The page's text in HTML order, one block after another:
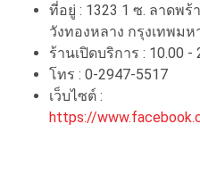
ที่อยู่ : 1323 1 ซ. ลาดพ
วังทองหลาง กรุงเทพม
ร้านเปิดบริการ : 10.00 -
โทร : 0-2947-5517
เว็บไซต์ :
https://